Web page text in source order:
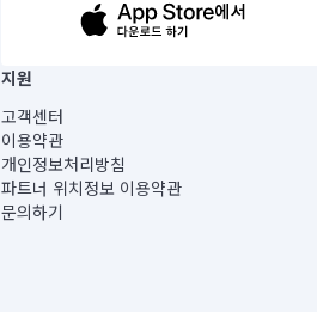
지원
고객센터
이용약관
개인정보처리방침
파트너 위치정보 이용약관
문의하기